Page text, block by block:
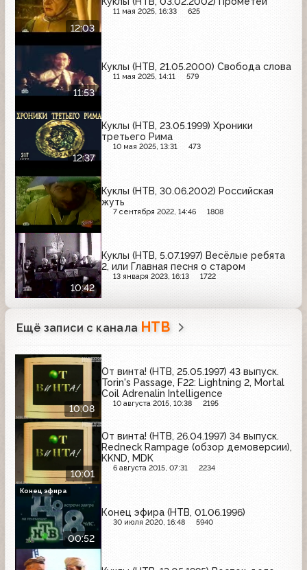
12:03
11 мая 2025, 16:33 625
11:53
Куклы (НТВ, 21.05.2000) Свобода слова
11 мая 2025, 14:11 579
12:37
Куклы (НТВ, 23.05.1999) Хроники
третьего Рима
10 мая 2025, 13:31 473
Куклы (НТВ, 30.06.2002) Российская
жуть
7 сентября 2022, 14:46 1808
10:42
Куклы (НТВ, 5.07.1997) Весёлые ребята
2, или Главная песня о старом
13 января 2023, 16:13 1722
Ещё записи с канала НТВ
10:08
От винта! (НТВ, 25.05.1997) 43 выпуск.
Torin's Passage, F22: Lightning 2, Mortal
Coil Adrenalin Intelligence
10 августа 2015, 10:38 2195
10:01
От винта! (НТВ, 26.04.1997) 34 выпуск.
Redneck Rampage (обзор демоверсии),
KKND, MDK
6 августа 2015, 07:31 2234
00:52
Конец эфира (НТВ, 01.06.1996)
30 июля 2020, 16:48 5940
Конец эфира